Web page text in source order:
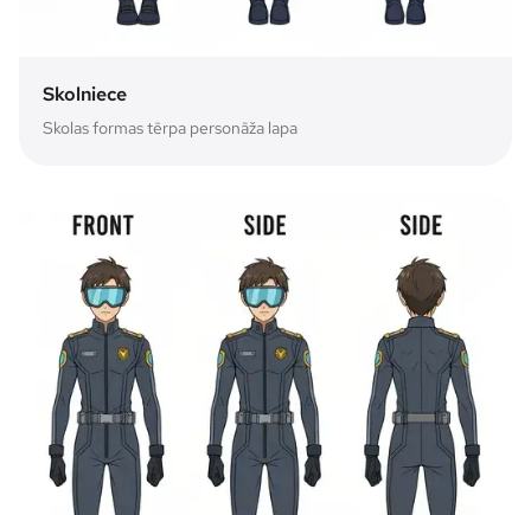
Skolniece
Skolas formas tērpa personāža lapa